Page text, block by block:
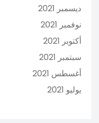
ديسمبر 2021
نوفمبر 2021
أكتوبر 2021
سبتمبر 2021
أغسطس 2021
يوليو 2021